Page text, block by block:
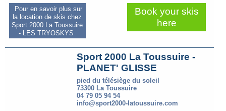
Pour en savoir plus sur
la location de skis chez
Sport 2000 La Toussuire
- LES TRYOSKYS
Book your skis
here
Sport 2000 La Toussuire -
PLANET' GLISSE
pied du télésiège du soleil
73300 La Toussuire
04 79 05 94 54
info@sport2000-latoussuire.com